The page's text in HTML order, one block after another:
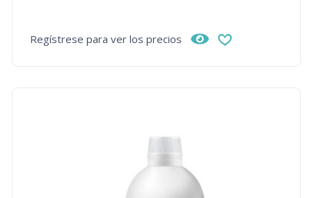
Regístrese para ver los precios